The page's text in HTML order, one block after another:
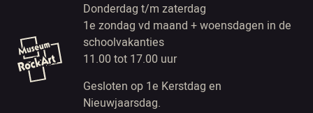
Donderdag t/m zaterdag
1e zondag vd maand + woensdagen in de
schoolvakanties
11.00 tot 17.00 uur
Gesloten op 1e Kerstdag en
Nieuwjaarsdag.